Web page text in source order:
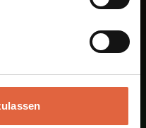
psychologischem